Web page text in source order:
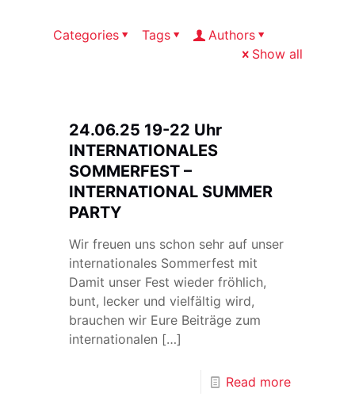
Categories Tags
Authors
Show all
24.06.25 19-22 Uhr
INTERNATIONALES
SOMMERFEST –
INTERNATIONAL SUMMER
PARTY
Wir freuen uns schon sehr auf unser
internationales Sommerfest mit
Damit unser Fest wieder fröhlich,
bunt, lecker und vielfältig wird,
brauchen wir Eure Beiträge zum
internationalen […]
Read more